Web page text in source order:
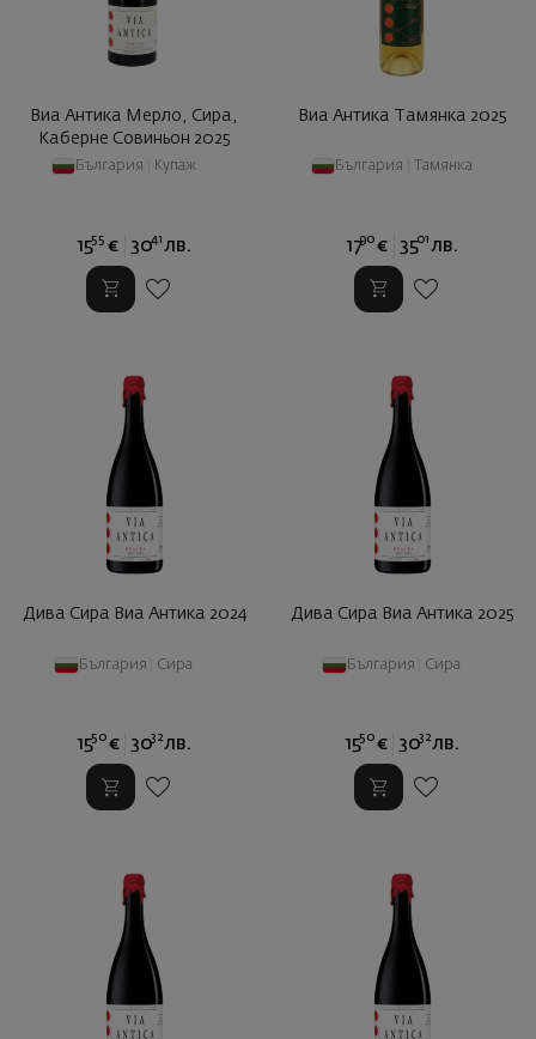
Виа Антика Мерло, Сира,
Каберне Совиньон 2025
България Купаж
1555 € 3041 лв.
Виа Антика Тамянка 2025
България Тамянка
1790 € 3501 лв.
Дива Сира Виа Антика 2024
България Сира
1550 € 3032 лв.
Дива Сира Виа Антика 2025
България Сира
1550 € 3032 лв.